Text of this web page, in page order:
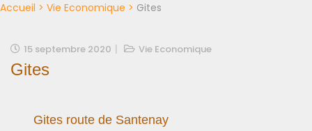
Accueil > Vie Economique > Gites
15 septembre 2020 Vie Economique
Gites
Gites route de Santenay